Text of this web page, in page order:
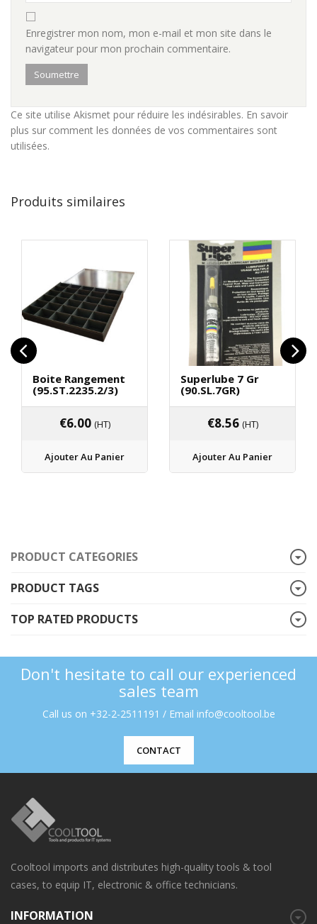
Enregistrer mon nom, mon e-mail et mon site dans le
navigateur pour mon prochain commentaire.
Ce site utilise Akismet pour réduire les indésirables. En savoir
plus sur comment les données de vos commentaires sont
utilisées.
Produits similaires
Boite Rangement
(95.ST.2235.2/3)
€6.00 (HT)
Ajouter Au Panier
Superlube 7 Gr
(90.SL.7GR)
€8.56 (HT)
Ajouter Au Panier
PRODUCT CATEGORIES
PRODUCT TAGS
TOP RATED PRODUCTS
Don't hesitate to call our experienced
sales team
Call us on +32-2-2511191 / Email info@cooltool.be
CONTACT
Cooltool imports and distributes high-quality tools & tool
cases, to equip IT, electronic & office technicians.
INFORMATION